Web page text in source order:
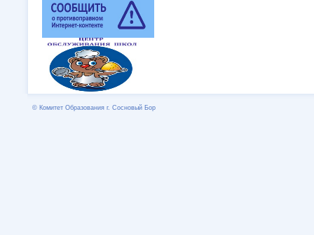
© Комитет Образования г. Сосновый Бор